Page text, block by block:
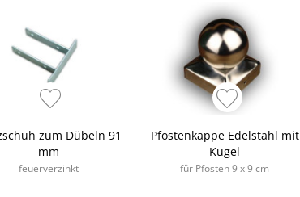
zum Dübeln 91
mm
feuerverzinkt
Pfostenkappe Edelstahl mit
Kugel
für Pfosten 9 x 9 cm